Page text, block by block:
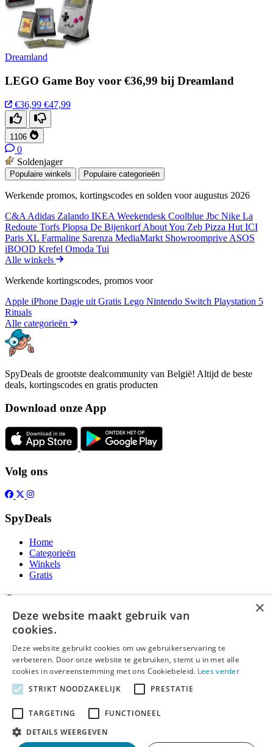
Dreamland
LEGO Game Boy voor €36,99 bij Dreamland
€36,99 €47,99
1106
0
Soldenjager
Populaire winkels Populaire categorieën
Werkende promos, kortingscodes en solden voor augustus 2026
C&A Adidas Zalando IKEA Weekendesk Coolblue Jbc Nike La
Redoute Torfs Plopsa De BijenkorfAbout You Zeb Pizza Hut ICI
Paris XL Farmaline Sarenza MediaMarkt Showroomprive ASOS
iBOOD Krefel Omoda Tui
Alle winkels
Werkende kortingscodes, promos voor
Apple iPhone Dagje uit Gratis Lego Nintendo Switch Playstation 5
Rituals
Alle categorieën
SpyDeals de grootste dealcommunity van België! Altijd de beste
deals, kortingscodes en gratis producten
Download onze App
Volg ons
SpyDeals
Home
Categorieën
Winkels
Gratis
Over
Over ons
Contact
Publicatieregels
Legal
Privacy
Algemene Voorwaarden
Notice and Takedown
×
Deze website maakt gebruik van
cookies.
Deze website gebruikt cookies om uw gebruikerservaring te
verbeteren. Door onze website te gebruiken, stemt u in met alle
cookies in overeenstemming met ons Cookiebeleid. Lees verder
STRIKT NOODZAKELIJK
PRESTATIE
TARGETING
FUNCTIONEEL
DETAILS WEERGEVEN